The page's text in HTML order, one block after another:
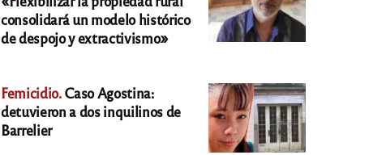
consolidará un modelo histórico
de despojo y extractivismo»
Femicidio.Caso Agostina:
detuvieron a dos inquilinos de
Barrelier